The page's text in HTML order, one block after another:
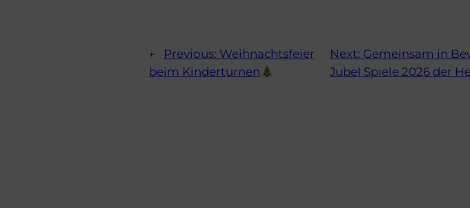
← Previous: Weihnachtsfeier
beim Kinderturnen
Next: Gemeinsam in
Jubel Spiele 2026 der